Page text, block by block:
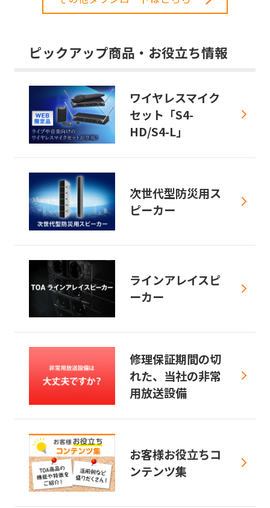
ピックアップ商品・お役立ち情報
ワイヤレスマイク
セット「S4-
HD/S4-L」
次世代型防災用ス
ピーカー
ラインアレイスピ
ーカー
修理保証期間の切
れた、当社の非常
用放送設備
お客様お役立ちコ
ンテンツ集